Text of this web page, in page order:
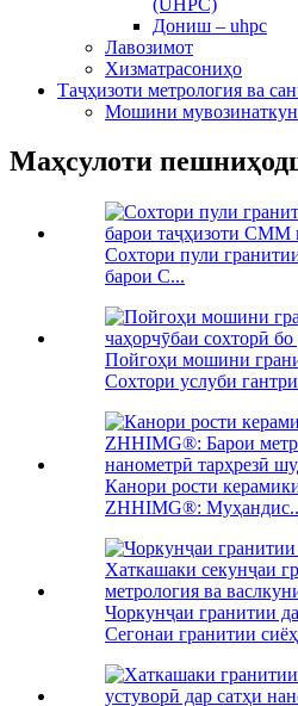
Дониш – uhpc
Лавозимот
Хизматрасониҳо
Таҷҳизоти метрология ва
Мошини
Маҳсулоти
Сохтори пули
барои C...
Пойгоҳи мошини
Сохтори услуби
Канори рости
ZHHIMG®:
Чоркунҷаи гранитии
Сегонаи гранитии